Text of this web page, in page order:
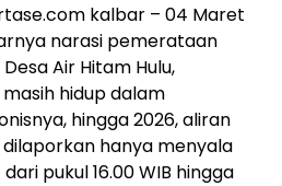
kalbar – 04 Maret
narasi pemerataan
Air Hitam Hulu,
hidup dalam
hingga 2026, aliran
hanya menyala
pukul 16.00 WIB hingga